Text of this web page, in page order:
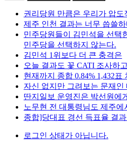
권리당원 만큼은 우리가 압도
제주 인천 결과는 너무 씁쓸하
민주당원들이 김민석을 선택
민주당을 선택하지 않는다.
김민석 1위보다 더 큰 충격은
오늘 결과도 꽃 CATI 조사하
현재까지 종합 0.84% 1,432표
자신 없지만 그려보는 문재
딴지일보 운영진은 박선원에
노무현 전 대통령님도 제주에
종합]당대표 경선 득표율 결
로그인 상태가 아닙니다.